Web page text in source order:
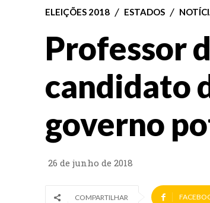
ELEIÇÕES 2018 ESTADOS
Professor
candidato
governo
26 de junho de 2018
COMPARTILHAR